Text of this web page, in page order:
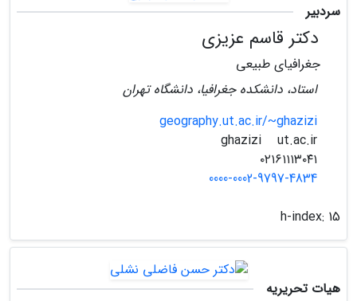
سردبیر
دکتر قاسم عزیزی
جغرافیای طبیعی
استاد، دانشکده جغرافیا، دانشگاه تهران
geography.ut.ac.ir/~ghazizi
ut.ac.ir
0000-0002-9797-4834
h-index: 15
هیات تحریریه